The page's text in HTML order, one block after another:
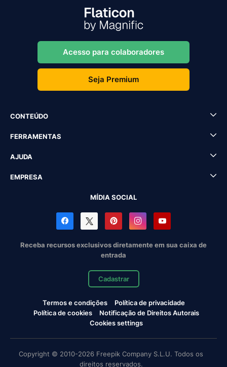
Acesso para colaboradores
Seja Premium
CONTEÚDO
FERRAMENTAS
AJUDA
EMPRESA
MÍDIA SOCIAL
Receba recursos exclusivos diretamente em sua caixa de
entrada
Cadastrar
Termos e condições
Política de privacidade
Política de cookies
Notificação de Direitos Autorais
Cookies settings
Copyright © 2010-2026 Freepik Company S.L.U. Todos os
direitos reservados.